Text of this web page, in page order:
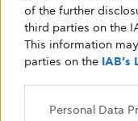
of the further
third parties on the
This information
parties on the
Personal Data